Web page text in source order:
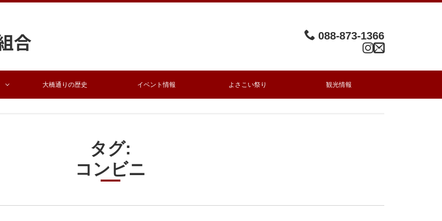
088-873-1366
大橋通りの歴史 イベント情報 よさこい祭り 観光情報
タグ:
コンビニ